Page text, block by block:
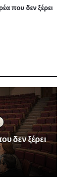
που δεν ξέρει
δεν ξέρει